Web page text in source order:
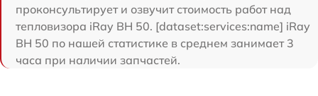
проконсультирует и озвучит стоимость работ над
тепловизора iRay BH 50. [dataset:services:name] iRay
BH 50 по нашей статистике в среднем занимает 3
часа при наличии запчастей.